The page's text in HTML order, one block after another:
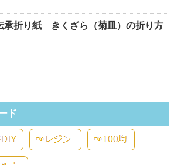
承折り紙 きくざら（菊皿）の折り方
ド